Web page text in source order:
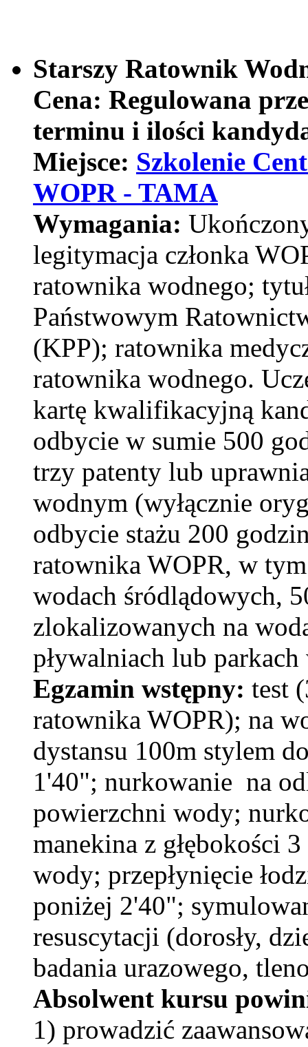
Starszy Ratownik
Cena: Regulowana
terminu i ilości
Miejsce: Szkolenie
WOPR - TAMA
Wymagania:
legitymacja członka
ratownika wodnego;
Państwowym
(KPP); ratownika
ratownika wodnego.
kartę kwalifikacyjną
odbycie w sumie 500
trzy patenty lub
wodnym (wyłącznie
odbycie stażu 200
ratownika WOPR, w
wodach śródlądowych,
zlokalizowanych na
pływalniach lub
Egzamin wstępny: test
ratownika WOPR); na
dystansu 100m stylem
1'40"; nurkowanie na
powierzchni wody;
manekina z głębokości
wody; przepłynięcie
poniżej 2'40";
resuscytacji (dorosły,
badania urazowego,
Absolwent kursu
1) prowadzić